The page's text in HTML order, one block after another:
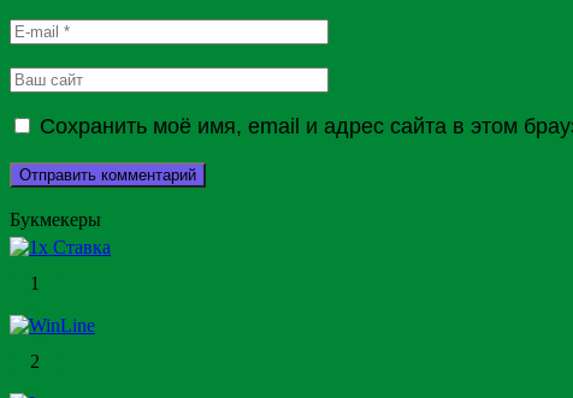
Сохранить моё имя, email и адрес сайта в этом
Букмекеры
1
2